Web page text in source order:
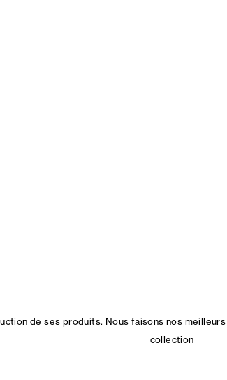
de ses produits. Nous faisons nos
collection